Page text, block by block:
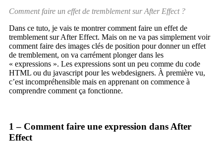
Comment faire un effet de tremblement sur After Effect ?
Dans ce tuto, je vais te montrer comment faire un effet de
tremblement sur After Effect. Mais on ne va pas simplement voir
comment faire des images clés de position pour donner un effet
de tremblement, on va carrément plonger dans les
« expressions ». Les expressions sont un peu comme du code
HTML ou du javascript pour les webdesigners. À première vu,
c’est incompréhensible mais en apprenant on commence à
comprendre comment ça fonctionne.
1 – Comment faire une expression dans After
Effect